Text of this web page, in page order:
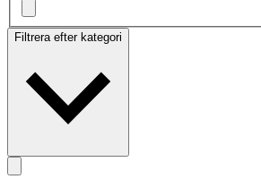
Filtrera efter kategori